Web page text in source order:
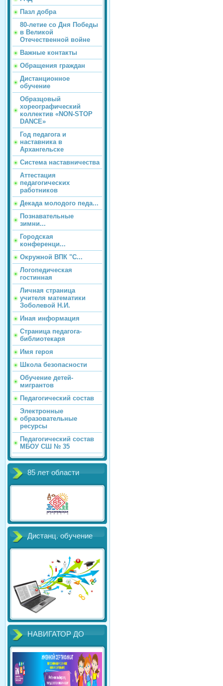
Пазл добра
80-летие со Дня Победы
в Великой
Отечественной войне
Важные контакты
Обращения граждан
Дистанционное
обучение
Образцовый
хореографический
коллектив «NON-STOP
DANCE»
Год педагога и
наставника в
Архангельске
Система наставничества
Аттестация
педагогических
работников
Декада молодого педа...
Познавательные
зимни...
Городская
конференци...
Окружной ВПК "С...
Логопедическая
гостинная
Личная страница
учителя математики
Зоболевой Н.И.
Иная информация
Страница педагога-
библиотекаря
Имя героя
Школа безопасности
Обучение детей-
мигрантов
Педагогический состав
Электронные
образовательные
ресурсы
Педагогический состав
МБОУ СШ № 35
85 лет области
Дистанц. обучение
НАВИГАТОР ДО